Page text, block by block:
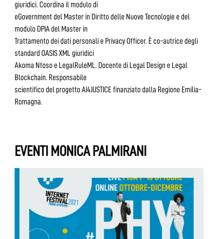
giuridici. Coordina il modulo di
eGovernment del Master in Diritto delle Nuove Tecnologie e del
modulo DPIA del Master in
Trattamento dei dati personali e Privacy Officer. È co-autrice degli
standard OASIS XML giuridici
Akoma Ntoso e LegalRuleML. Docente di Legal Design e Legal
Blockchain. Responsabile
scientifico del progetto AI4JUSTICE finanziato dalla Regione Emilia-
Romagna.
EVENTI MONICA PALMIRANI